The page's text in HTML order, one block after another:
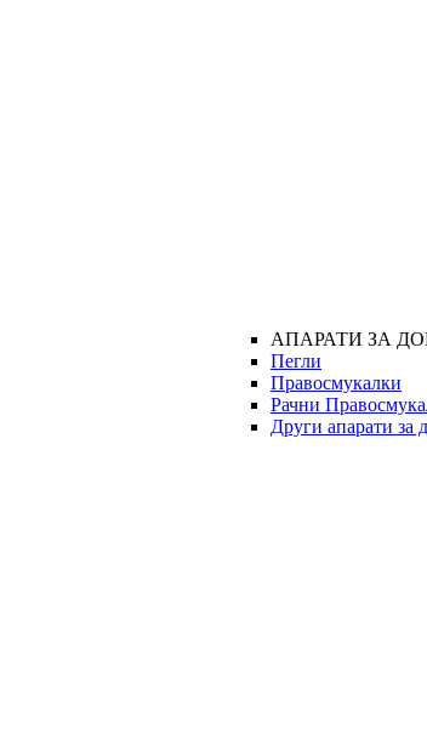
АПАРАТИ ЗА
Пегли
Правосмукалки
Рачни
Други апарати за